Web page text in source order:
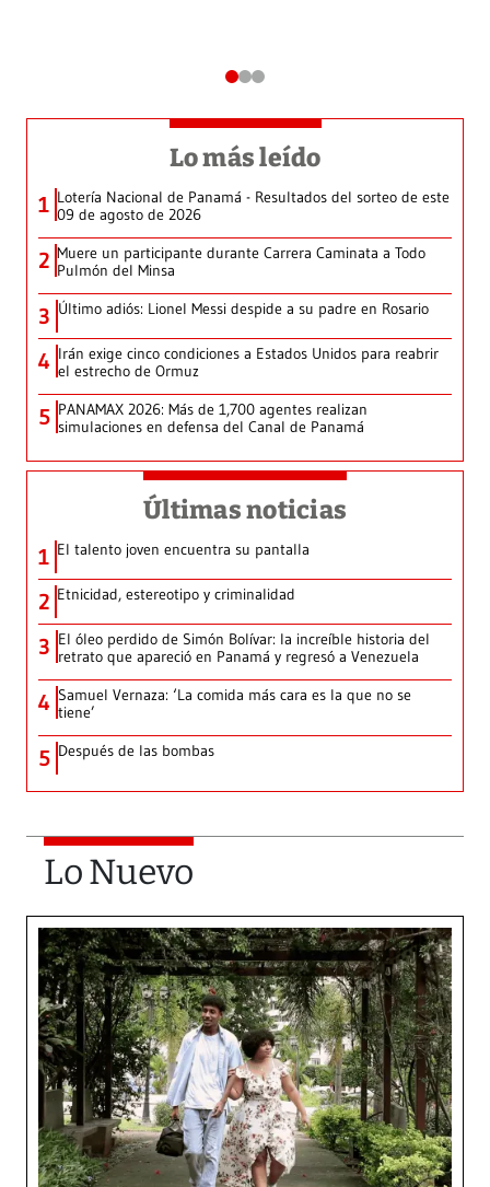
Lo más leído
1 Lotería Nacional de Panamá - Resultados del sorteo de este
09 de agosto de 2026
2 Muere un participante durante Carrera Caminata a Todo
Pulmón del Minsa
3 Último adiós: Lionel Messi despide a su padre en Rosario
4 Irán exige cinco condiciones a Estados Unidos para reabrir
el estrecho de Ormuz
5 PANAMAX 2026: Más de 1,700 agentes realizan
simulaciones en defensa del Canal de Panamá
Últimas noticias
1 El talento joven encuentra su pantalla​
2 Etnicidad, estereotipo y criminalidad
3 El óleo perdido de Simón Bolívar: la increíble historia del
retrato que apareció en Panamá y regresó a Venezuela
4 Samuel Vernaza: ‘La comida más cara es la que no se
tiene’
5 Después de las bombas
Lo Nuevo